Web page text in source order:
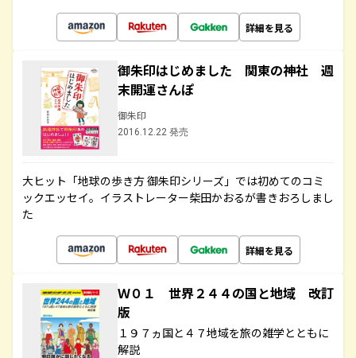
詳細を見る
御朱印はじめました 関東の神社 週
末開運さんぽ
御朱印
2016.12.22 発売
大ヒット「地球の歩き方 御朱印シリーズ」では初めてのコミ
ックエッセイ。イラストレーター柴田かおるが書きおろしまし
た
詳細を見る
Ｗ０１ 世界２４４の国と地域 改訂
版
１９７ヵ国と４７地域を旅の雑学とともに
解説